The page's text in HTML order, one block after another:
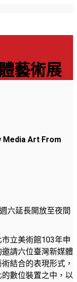
藝術展
Media Art From
六延長開放至夜間
立美術館103年申
請六位臺灣新媒體
結合的表現形式，
數位裝置之中，以